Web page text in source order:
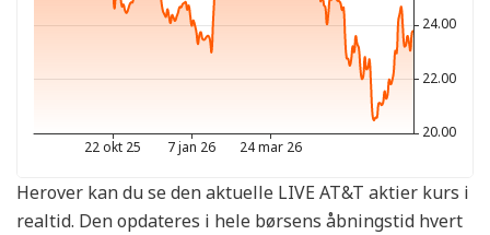
Herover kan du se den aktuelle LIVE AT&T aktier kurs i
realtid. Den opdateres i hele børsens åbningstid hvert